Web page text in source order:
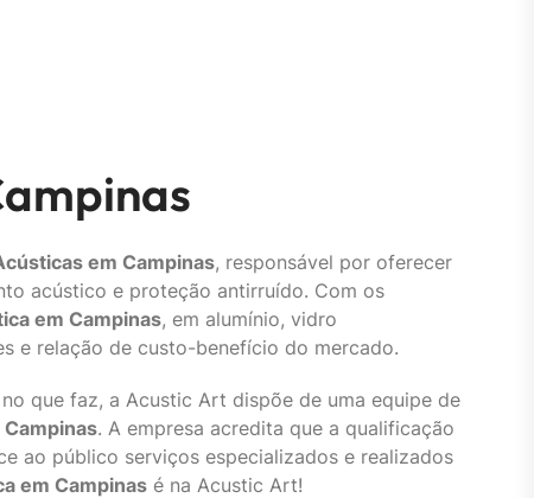
em Campinas, responsável por oferecer
acústico e proteção antirruído. Com os
em Campinas, em alumínio, vidro
e relação de custo-benefício do mercado.
que faz, a Acustic Art dispõe de uma equipe de
. A empresa acredita que a qualificação
ao público serviços especializados e realizados
em Campinasé na Acustic Art!